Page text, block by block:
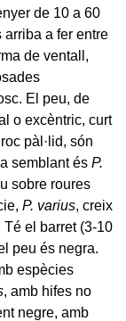
de 10 a 60
a fer entre
de ventall,
El peu, de
o excèntric, curt
pàl·lid, són
semblant és P.
sobre roures
P. varius, creix
el barret (3-10
peu és negra.
espècies
, amb hifes no
negre, amb